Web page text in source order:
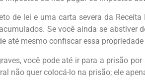
de lei e uma carta severa da
Se você ainda se abstiver
até mesmo confiscar essa
você pode até ir para a prisão
não quer colocá-lo na prisão; ele